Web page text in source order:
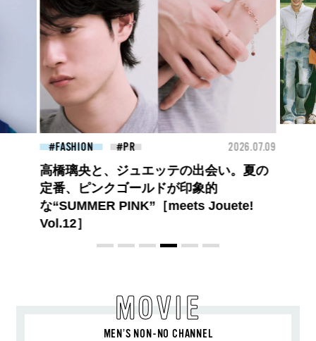
FASHION 2026.07.09
BEYOND A GOOD BOY ルイ・ヴィト
ンのプレフォールコレクションが描くプ
レッピースタイル
MOVIE
MEN’S NON-NO CHANNEL